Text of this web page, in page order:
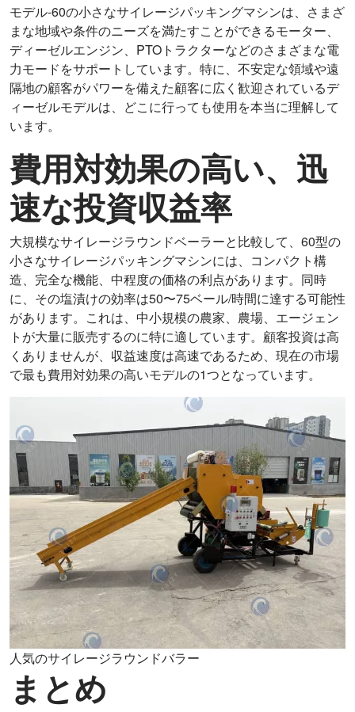
モデル-60の小さなサイレージパッキングマシンは、さまざ
まな地域や条件のニーズを満たすことができるモーター、
ディーゼルエンジン、PTOトラクターなどのさまざまな電
力モードをサポートしています。特に、不安定な領域や遠
隔地の顧客がパワーを備えた顧客に広く歓迎されているデ
ィーゼルモデルは、どこに行っても使用を本当に理解して
います。
費用対効果の高い、迅
速な投資収益率
大規模なサイレージラウンドベーラーと比較して、60型の
小さなサイレージパッキングマシンには、コンパクト構
造、完全な機能、中程度の価格の利点があります。同時
に、その塩漬けの効率は50〜75ベール/時間に達する可能性
があります。これは、中小規模の農家、農場、エージェン
トが大量に販売するのに特に適しています。顧客投資は高
くありませんが、収益速度は高速であるため、現在の市場
で最も費用対効果の高いモデルの1つとなっています。
人気のサイレージラウンドバラー
まとめ